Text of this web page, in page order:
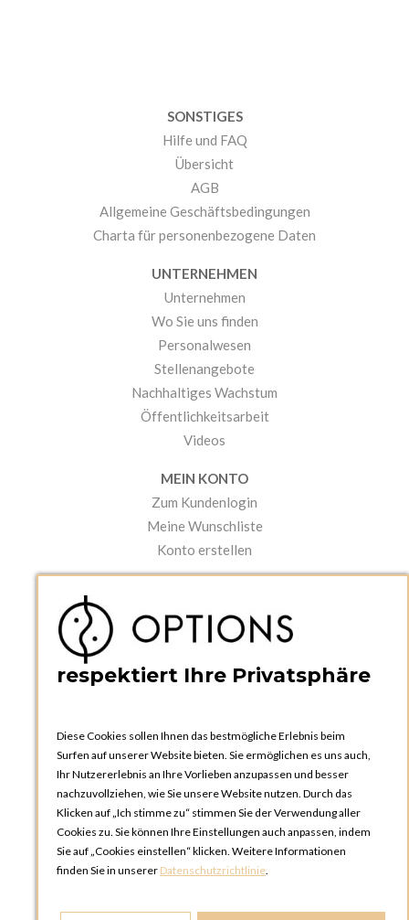
SONSTIGES
Hilfe und FAQ
Übersicht
AGB
Allgemeine Geschäftsbedingungen
Charta für personenbezogene Daten
UNTERNEHMEN
Unternehmen
Wo Sie uns finden
Personalwesen
Stellenangebote
Nachhaltiges Wachstum
Öffentlichkeitsarbeit
Videos
MEIN KONTO
Zum Kundenlogin
Meine Wunschliste
Konto erstellen
Kataloge und Bestellschein
Bedienungsanleitungen
OPTIONS ZÜRICH
Steinackerstrasse 55,
8302 Kloten
SCHWEIZ
respektiert Ihre Privatsphäre
Diese Cookies sollen Ihnen das bestmögliche Erlebnis beim
Surfen auf unserer Website bieten. Sie ermöglichen es uns auch,
Ihr Nutzererlebnis an Ihre Vorlieben anzupassen und besser
nachzuvollziehen, wie Sie unsere Website nutzen. Durch das
Klicken auf „Ich stimme zu“ stimmen Sie der Verwendung aller
Cookies zu. Sie können Ihre Einstellungen auch anpassen, indem
Sie auf „Cookies einstellen“ klicken. Weitere Informationen
finden Sie in unserer Datenschutzrichtlinie.